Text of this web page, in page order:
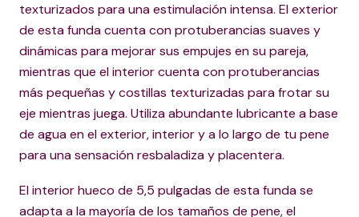
texturizados para una estimulación intensa. El exterior
de esta funda cuenta con protuberancias suaves y
dinámicas para mejorar sus empujes en su pareja,
mientras que el interior cuenta con protuberancias
más pequeñas y costillas texturizadas para frotar su
eje mientras juega. Utiliza abundante lubricante a base
de agua en el exterior, interior y a lo largo de tu pene
para una sensación resbaladiza y placentera.
El interior hueco de 5,5 pulgadas de esta funda se
adapta a la mayoría de los tamaños de pene, el